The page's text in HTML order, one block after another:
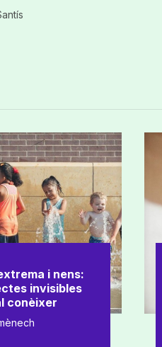
i nens:
invisibles
conèixer